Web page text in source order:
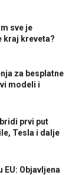
sve je
kraj kreveta?
za besplatne
modeli i
prvi put
Tesla i dalje
Objavljena